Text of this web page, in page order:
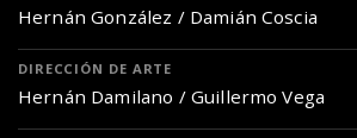
Hernán González / Damián Coscia
DIRECCIÓN DE ARTE
Hernán Damilano / Guillermo Vega